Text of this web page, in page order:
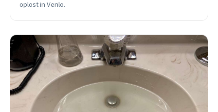
oplost in Venlo.